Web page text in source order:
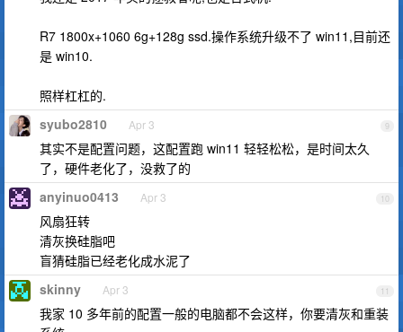
R7 1800x+1060 6g+128g ssd.操作系统升级不了 win11,目前还
是 win10.
照样杠杠的.
9
syubo2810 Apr 3
其实不是配置问题，这配置跑 win11 轻轻松松，是时间太久
了，硬件老化了，没救了的
10
anyinuo0413 Apr 3
风扇狂转
清灰换硅脂吧
盲猜硅脂已经老化成水泥了
11
skinny Apr 3
我家 10 多年前的配置一般的电脑都不会这样，你要清灰和重装